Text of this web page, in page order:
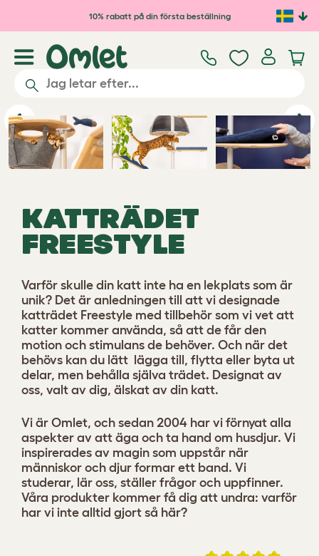
Hoppa till huvudinnehåll
10% rabatt på din första beställning
Previous
KATTRÄDET
FREESTYLE
Varför skulle din katt inte ha en lekplats som är
unik? Det är anledningen till att vi designade
katträdet Freestyle med tillbehör som vi vet att
katter kommer använda, så att de får den
motion och stimulans de behöver. Och när det
behövs kan du lätt lägga till, flytta eller byta ut
delar, men behålla själva trädet. Designat av
oss, valt av dig, älskat av din katt.
Vi är Omlet, och sedan 2004 har vi förnyat alla
aspekter av att äga och ta hand om husdjur. Vi
inspirerades av magin som uppstår när
människor och djur formar ett band. Vi
studerar, lär oss, ställer frågor och uppfinner.
Våra produkter kommer få dig att undra: varför
har vi inte alltid gjort så här?